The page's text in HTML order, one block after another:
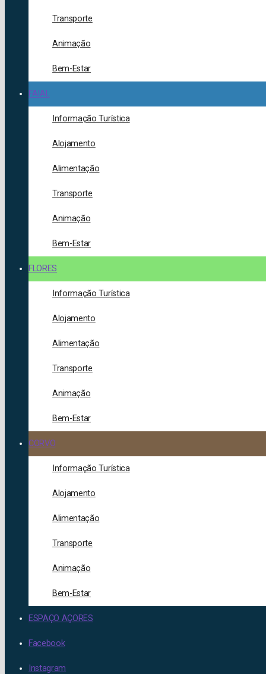
Transporte
Animação
Bem-Estar
FAIAL
Informação Turística
Alojamento
Alimentação
Transporte
Animação
Bem-Estar
FLORES
Informação Turística
Alojamento
Alimentação
Transporte
Animação
Bem-Estar
CORVO
Informação Turística
Alojamento
Alimentação
Transporte
Animação
Bem-Estar
ESPAÇO AÇORES
Facebook
Instagram